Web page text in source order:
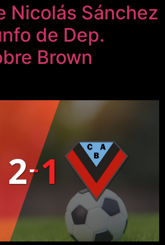
Nicolás Sánchez
de Dep.
Brown